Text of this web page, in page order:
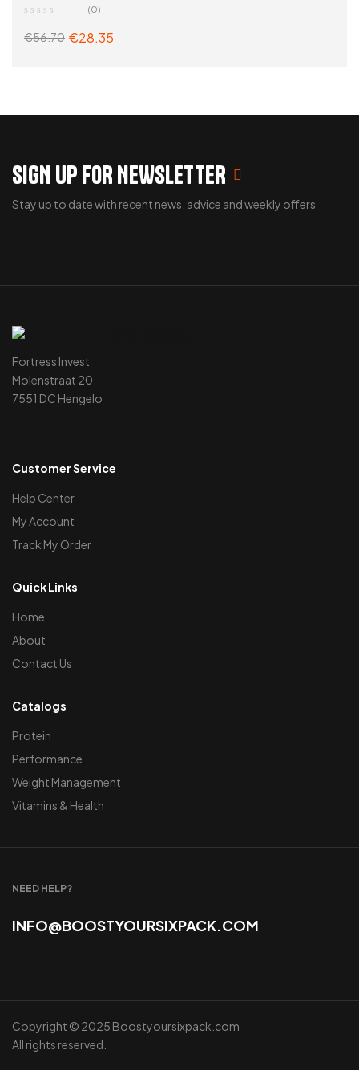
(0)
€56.70 €28.35
SIGN UP FOR NEWSLETTER
Stay up to date with recent news, advice and weekly offers
Fortress Invest
Molenstraat 20
7551 DC Hengelo
Customer Service
Help Center
My Account
Track My Order
Quick Links
Home
About
Contact Us
Catalogs
Protein
Performance
Weight Management
Vitamins & Health
NEED HELP?
INFO@BOOSTYOURSIXPACK.COM
Copyright © 2025 Boostyoursixpack.com
All rights reserved.